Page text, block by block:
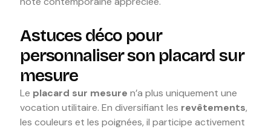
Astuces déco pour
personnaliser son placard sur
mesure
Le placard sur mesure n’a plus uniquement une
vocation utilitaire. En diversifiant les revêtements,
les couleurs et les poignées, il participe activement